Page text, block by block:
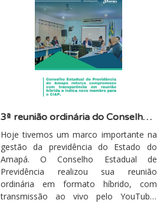
3ª reunião ordinária do Conselho Estadual de Previdência do Estado do Amapá
Hoje tivemos um marco importante na
gestão da previdência do Estado do
Amapá. O Conselho Estadual de
Previdência realizou sua reunião
ordinária em formato híbrido, com
transmissão ao vivo pelo YouTube,